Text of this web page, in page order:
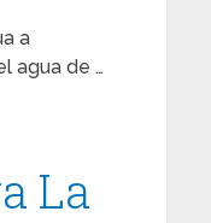
a
agua de …
La